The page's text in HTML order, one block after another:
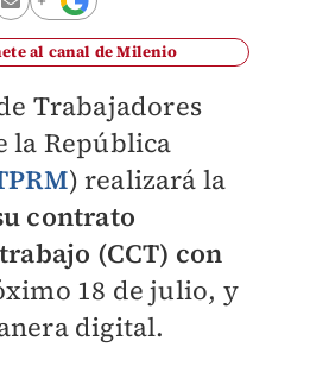
al canal de Milenio
Trabajadores
la República
) realizará la
contrato
(CCT) con
18 de julio, y
digital.